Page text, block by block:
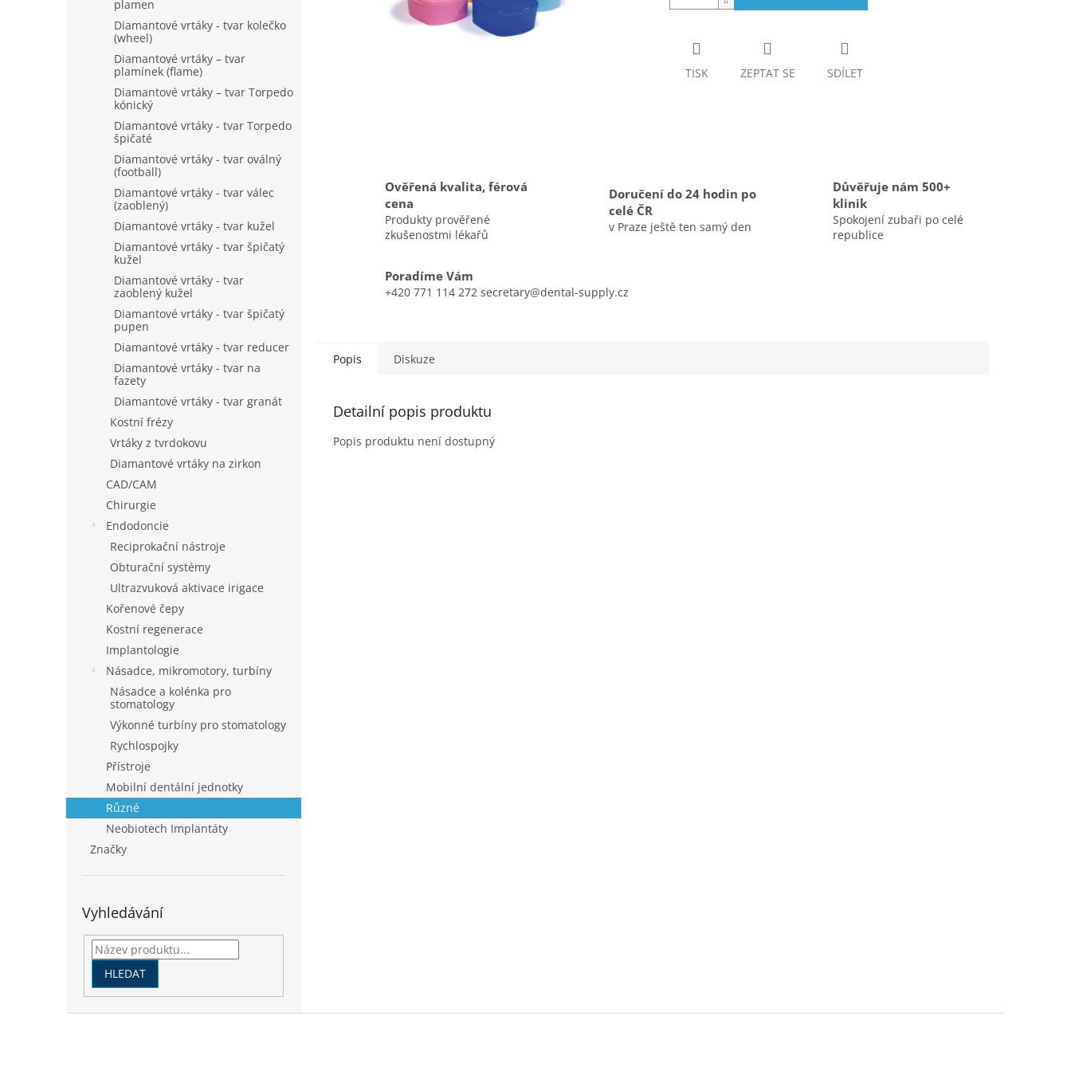
plamen
Diamantové vrtáky - tvar kolečko
(wheel)
Diamantové vrtáky – tvar
plamínek (flame)
Diamantové vrtáky – tvar Torpedo
kónický
Diamantové vrtáky - tvar Torpedo
špičaté
Diamantové vrtáky - tvar oválný
(football)
Diamantové vrtáky - tvar válec
(zaoblený)
Diamantové vrtáky - tvar kužel
Diamantové vrtáky - tvar špičatý
kužel
Diamantové vrtáky - tvar
zaoblený kužel
Diamantové vrtáky - tvar špičatý
pupen
Diamantové vrtáky - tvar reducer
Diamantové vrtáky - tvar na
fazety
Diamantové vrtáky - tvar granát
Kostní frézy
Vrtáky z tvrdokovu
Diamantové vrtáky na zirkon
CAD/CAM
Chirurgie
Endodoncie
Reciprokační nástroje
Obturační systémy
Ultrazvuková aktivace irigace
Kořenové čepy
Kostní regenerace
Implantologie
Násadce, mikromotory, turbíny
Násadce a kolénka pro
stomatology
Výkonné turbíny pro stomatology
Rychlospojky
Přístroje
Mobilní dentální jednotky
Různé
Neobiotech Implantáty
Značky
Vyhledávání
HLEDAT
TISK ZEPTAT SE SDÍLET
Ověřená kvalita, férová
cena
Produkty prověřené
zkušenostmi lékařů
Doručení do 24 hodin po
celé ČR
v Praze ještě ten samý den
Důvěřuje nám 500+
klinik
Spokojení zubaři po celé
republice
Poradíme Vám
+420 771 114 272 secretary@dental-supply.cz
Popis Diskuze
Detailní popis produktu
Popis produktu není dostupný